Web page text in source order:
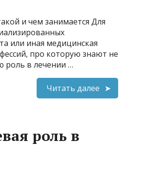
и чем занимается Для
или иная медицинская
про которую знают не
роль в лечении …
Читать далее
роль в